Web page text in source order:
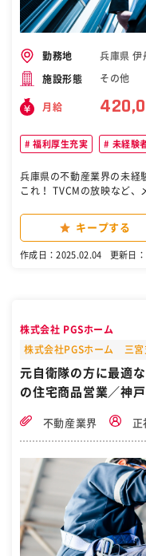
勤務地 兵庫県 伊
施設形態 その他
月給
福利厚生充実 未経験
兵庫県の不動産業界の未経
これ！ TVCMの放映など、メディア露出の多さからも高い知名度を持
パイオニア的存在として、
断熱性能などを持つ住宅をお
熱工法" 国が定めた最高等
行い、それぞれのプロの意
点も高品質なサービスを提供できる理
環境が整っています。困っ
未経験から成長・活躍できる秘訣！
お客様に当社の注文住宅を
提案 ▼ ご成約いただけた
お客様へのサポート ▼ お引き渡し ◎初来場から成約
月、引き渡しまでは約1年
関係を深められることは、注文
価制度】 当社では「社員に
ので積極的に収入で還元す
合システムを完備！ 「お客
キープする
作成日：2025.02.04 更新日
株式会社 PGSホーム
株式会社PGSホーム 三宮
元自衛隊の方に最適
の住宅商品営業／神
不動産業界 正